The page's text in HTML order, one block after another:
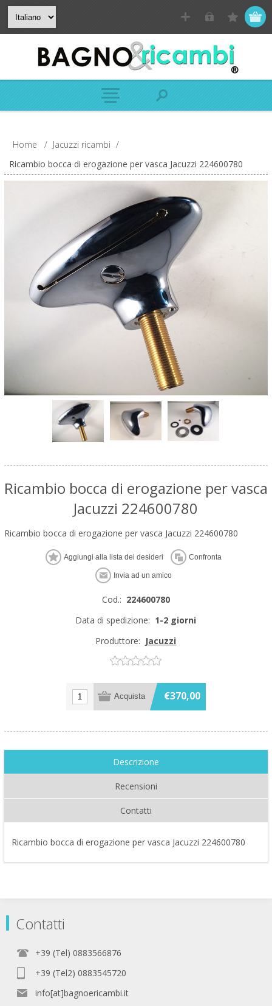
Home / Jacuzzi ricambi /
Ricambio bocca di erogazione per vasca Jacuzzi 224600780
Ricambio bocca di erogazione per vasca
Jacuzzi 224600780
Ricambio bocca di erogazione per vasca Jacuzzi 224600780
Cod.: 224600780
Data di spedizione: 1-2 giorni
Produttore: Jacuzzi
€370,00
Descrizione
Recensioni
Contatti
Ricambio bocca di erogazione per vasca Jacuzzi 224600780
Contatti
+39 (Tel) 0883566876
+39 (Tel2) 0883545720
info[at]bagnoericambi.it